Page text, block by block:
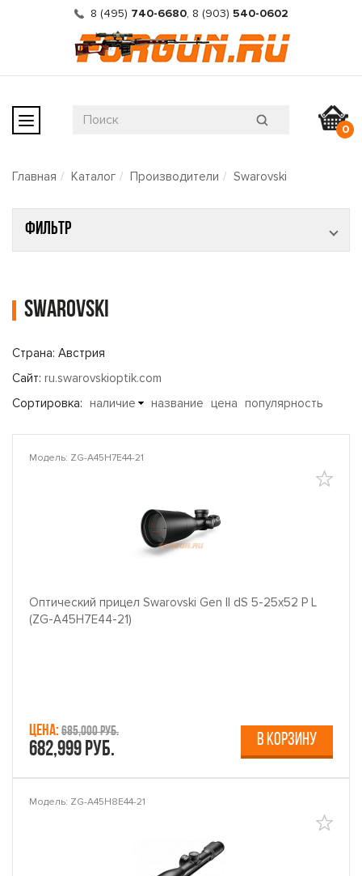
8 (495) 740-6680, 8 (903) 540-0602
0
Главная Каталог Производители Swarovski
Swarovski
Страна: Австрия
Сайт: ru.swarovskioptik.com
Сортировка: наличие название цена популярность
Модель: ZG-A45H7E44-21
Оптический прицел Swarovski Gen II dS 5-25x52 P L
(ZG-A45H7E44-21)
Цена: 685,000 руб.
682,999 руб. В КОРЗИНУ
Модель: ZG-A45H8E44-21
Фильтр